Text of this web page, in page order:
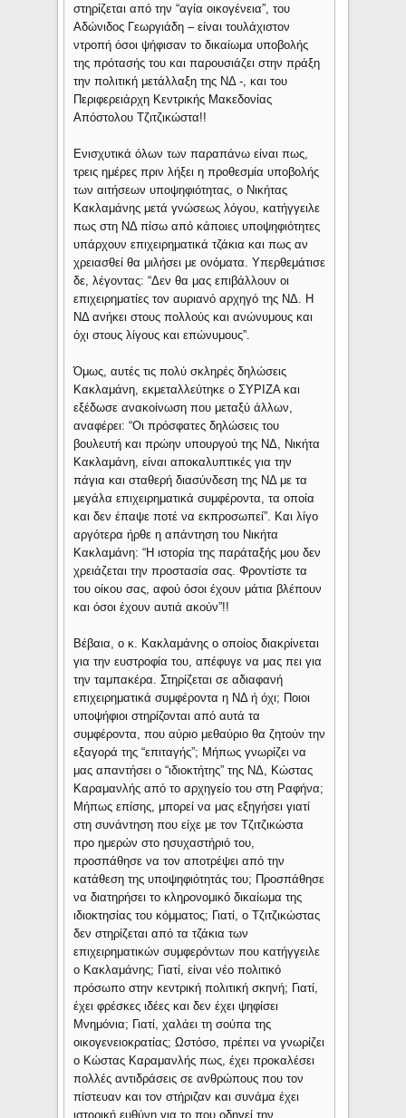
στηρίζεται από την “αγία οικογένεια”, του
Αδώνιδος Γεωργιάδη – είναι τουλάχιστον
ντροπή όσοι ψήφισαν το δικαίωμα υποβολής
της πρότασής του και παρουσιάζει στην πράξη
την πολιτική μετάλλαξη της ΝΔ -, και του
Περιφερειάρχη Κεντρικής Μακεδονίας
Απόστολου Τζιτζικώστα!!
Ενισχυτικά όλων των παραπάνω είναι πως,
τρεις ημέρες πριν λήξει η προθεσμία υποβολής
των αιτήσεων υποψηφιότητας, ο Νικήτας
Κακλαμάνης μετά γνώσεως λόγου, κατήγγειλε
πως στη ΝΔ πίσω από κάποιες υποψηφιότητες
υπάρχουν επιχειρηματικά τζάκια και πως αν
χρειασθεί θα μιλήσει με ονόματα. Υπερθεμάτισε
δε, λέγοντας: “Δεν θα μας επιβάλλουν οι
επιχειρηματίες τον αυριανό αρχηγό της ΝΔ. Η
ΝΔ ανήκει στους πολλούς και ανώνυμους και
όχι στους λίγους και επώνυμους”.
Όμως, αυτές τις πολύ σκληρές δηλώσεις
Κακλαμάνη, εκμεταλλεύτηκε ο ΣΥΡΙΖΑ και
εξέδωσε ανακοίνωση που μεταξύ άλλων,
αναφέρει: “Οι πρόσφατες δηλώσεις του
βουλευτή και πρώην υπουργού της ΝΔ, Νικήτα
Κακλαμάνη, είναι αποκαλυπτικές για την
πάγια και σταθερή διασύνδεση της ΝΔ με τα
μεγάλα επιχειρηματικά συμφέροντα, τα οποία
και δεν έπαψε ποτέ να εκπροσωπεί”. Και λίγο
αργότερα ήρθε η απάντηση του Νικήτα
Κακλαμάνη: “Η ιστορία της παράταξής μου δεν
χρειάζεται την προστασία σας. Φροντίστε τα
του οίκου σας, αφού όσοι έχουν μάτια βλέπουν
και όσοι έχουν αυτιά ακούν”!!
Βέβαια, ο κ. Κακλαμάνης ο οποίος διακρίνεται
για την ευστροφία του, απέφυγε να μας πει για
την ταμπακέρα. Στηρίζεται σε αδιαφανή
επιχειρηματικά συμφέροντα η ΝΔ ή όχι; Ποιοι
υποψήφιοι στηρίζονται από αυτά τα
συμφέροντα, που αύριο μεθαύριο θα ζητούν την
εξαγορά της “επιταγής”; Μήπως γνωρίζει να
μας απαντήσει ο “ιδιοκτήτης” της ΝΔ, Κώστας
Καραμανλής από το αρχηγείο του στη Ραφήνα;
Μήπως επίσης, μπορεί να μας εξηγήσει γιατί
στη συνάντηση που είχε με τον Τζιτζικώστα
προ ημερών στο ησυχαστήριό του,
προσπάθησε να τον αποτρέψει από την
κατάθεση της υποψηφιότητάς του; Προσπάθησε
να διατηρήσει το κληρονομικό δικαίωμα της
ιδιοκτησίας του κόμματος; Γιατί, ο Τζιτζικώστας
δεν στηρίζεται από τα τζάκια των
επιχειρηματικών συμφερόντων που κατήγγειλε
ο Κακλαμάνης; Γιατί, είναι νέο πολιτικό
πρόσωπο στην κεντρική πολιτική σκηνή; Γιατί,
έχει φρέσκες ιδέες και δεν έχει ψηφίσει
Μνημόνια; Γιατί, χαλάει τη σούπα της
οικογενειοκρατίας; Ωστόσο, πρέπει να γνωρίζει
ο Κώστας Καραμανλής πως, έχει προκαλέσει
πολλές αντιδράσεις σε ανθρώπους που τον
πίστευαν και τον στήριζαν και συνάμα έχει
ιστορική ευθύνη για το που οδηγεί την